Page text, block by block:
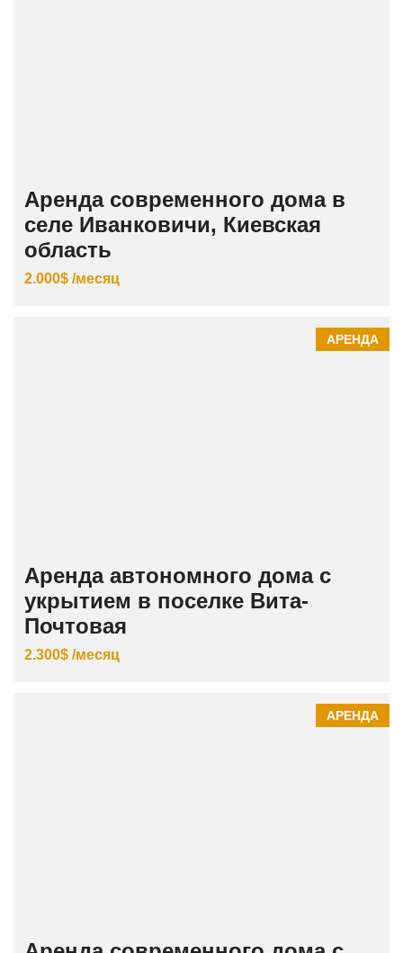
Аренда современного дома в
селе Иванковичи, Киевская
область
2.000$ /месяц
АРЕНДА
Аренда автономного дома с
укрытием в поселке Вита-
Почтовая
2.300$ /месяц
АРЕНДА